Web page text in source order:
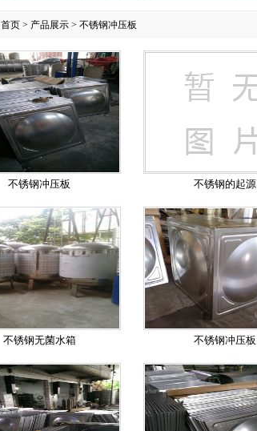
首页 > 产品展示 > 不锈钢冲压板
不锈钢冲压板 不锈钢的起源
不锈钢无菌水箱 不锈钢冲压板